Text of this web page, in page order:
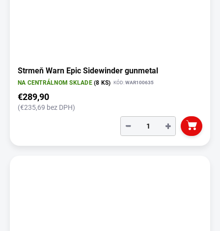
Strmeň Warn Epic Sidewinder gunmetal
NA CENTRÁLNOM SKLADE(8 KS) KÓD:WAR100635
€289,90
(€235,69 bez DPH)
+
−